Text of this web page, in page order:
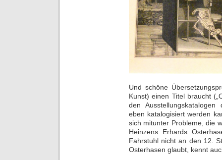
Und schöne
Kunst) einen Titel braucht
den
eben katalogisiert werden
sich mitunter Probleme, die
Heinzens Erhards
Fahrstuhl nicht an den 12.
Osterhasen glaubt, kennt